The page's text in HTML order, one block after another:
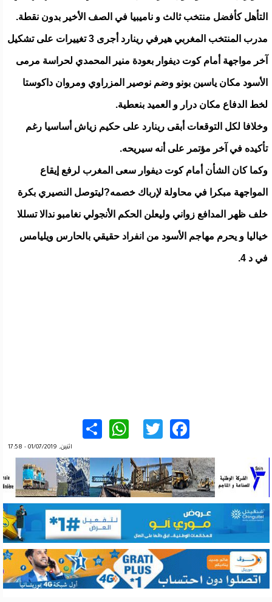
التأهل كأفضل منتخب ثالث و ناميبيا في الصف الأخير بدون نقطة.
مدرب المنتخب المغربي هيرفي رينارد أجرى 3 تغييرات على تشكيل
آخر مواجهة أمام كوت ديفوار بعودة منير المحمدي لحراسة مرمى
الأسود مكان ياسين بونو وضم نوصير المزراوي ومروان داكوستا
لخط الدفاع مكان درار و العميد بنعطية.
وخلافا لكل التوقعات أبقى رينارد على حكيم زياش أساسيا رغم
تأكيده في آخر مؤتمر على أنه سيريحه.
وكما كان الشأن أمام كوت ديفوار سعى المغرب لرفع إيقاع
المواجهة مبكرا في محاولة لإرباك خصمه?ليتوصل النصيري بكرة
خلف ظهر المدافع زواني وليعلن الحكم الأنجولي نغامبو ندالا تسللا
خياليا و يحرم مهاجم الأسود من انفراد حقيقي بالحارس ويليامس
في د 4.
Facebook
Twitter
WhatsApp
اثنين, 01/07/2019 - 17:58